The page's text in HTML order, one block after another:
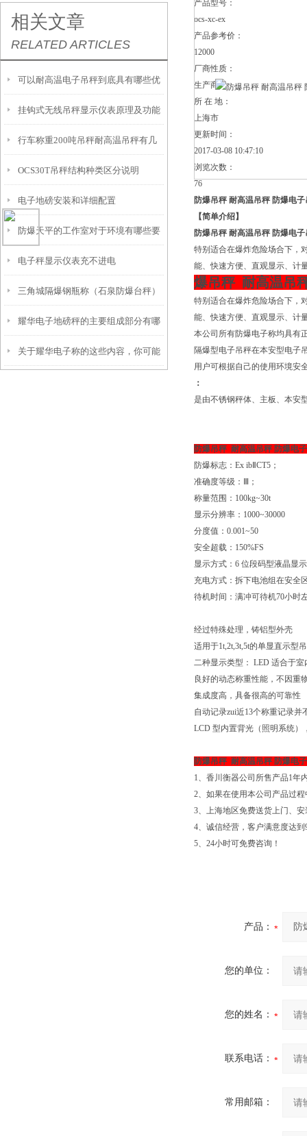
相关文章
RELATED ARTICLES
可以耐高温电子吊秤到底具有哪些优
势呢？
挂钩式无线吊秤显示仪表原理及功能
行车称重200吨吊秤耐高温吊秤有几
大类
OCS30T吊秤结构种类区分说明
电子地磅安装和详细配置
防爆天平的工作室对于环境有哪些要
求呢？
电子秤显示仪表充不进电
三角城隔爆钢瓶称（石泉防爆台秤）
平罗防爆叉车称）青铜峡隔爆称维修
耀华电子地磅秤的主要组成部分有哪
些？
关于耀华电子称的这些内容，你可能
产品型号：
ocs-xc-ex
产品参考价：
12000
厂商性质：
生产商
所 在 地：
上海市
更新时间：
2017-03-08 10:47:10
浏览次数：
76
防爆吊秤 耐高温吊秤 防爆电
【简单介绍】
防爆吊秤 耐高温吊秤 防爆电
特别适合在爆炸危险场合下，
能、快速方便、直观显示、计
爆吊秤 耐高温吊
特别适合在爆炸危险场合下，
能、快速方便、直观显示、计
本公司所有防爆电子称均具有
隔爆型电子吊秤在本安型电子
用户可根据自己的使用环境安
：
是由不锈钢秤体、主板、本安
防爆吊秤 耐高温吊秤 防爆电
防爆标志：Ex ibⅡCT5；
准确度等级：Ⅲ；
称量范围：100kg~30t
显示分辨率：1000~30000
分度值：0.001~50
安全超载：150%FS
显示方式：6 位段码型液晶显
充电方式：拆下电池组在安全
待机时间：满冲可待机70小时
经过特殊处理，铸铝型外壳
适用于1t,2t,3t,5t的单显直示型
二种显示类型： LED 适合于
良好的动态称重性能，不因重
集成度高，具备很高的可靠性
自动记录zui近13个称重记录并
LCD 型内置背光（照明系统）
防爆吊秤 耐高温吊秤 防爆电
1、香川衡器公司所售产品1年
2、如果在使用本公司产品过
3、上海地区免费送货上门、
4、诚信经营，客户满意度达到
5、24小时
产品：
您的单位：
您的姓名：
联系电话：
常用邮箱：